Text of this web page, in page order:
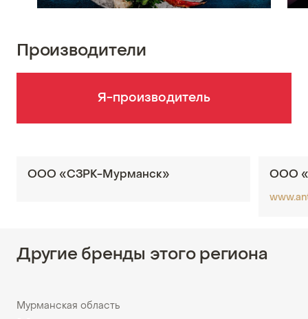
Производители
Я-производитель
ООО «СЗРК-Мурманск» ООО
Другие бренды этого региона
Мурманская область